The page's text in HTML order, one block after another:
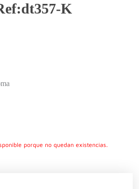
K
porque no quedan existencias.